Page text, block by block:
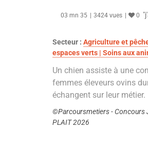
03 mn 35 3424 vues 0
Secteur : Agriculture et
espaces verts | Soins aux
Un chien assiste à une
femmes éleveurs ovins
échangent sur leur métier.
©Parcoursmetiers - Concours
PLAIT 2026